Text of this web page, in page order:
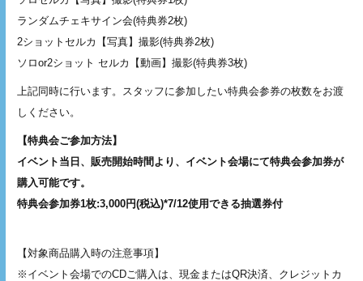
ランダムチェキサイン会(特典券2枚)
2ショットセルカ【写真】撮影(特典券2枚)
ソロor2ショット セルカ【動画】撮影(特典券3枚)
上記同時に行います。スタッフに参加したい特典会参券の枚数をお渡
しください。
【特典会ご参加方法】
イベント当日、販売開始時間より、イベント会場にて特典会参加券が
購入可能です。
特典会参加券1枚:3,000円(税込)*7/12使用できる抽選券付
【対象商品購入時の注意事項】
※イベント会場でのCDご購入は、現金またはQR決済、クレジットカ